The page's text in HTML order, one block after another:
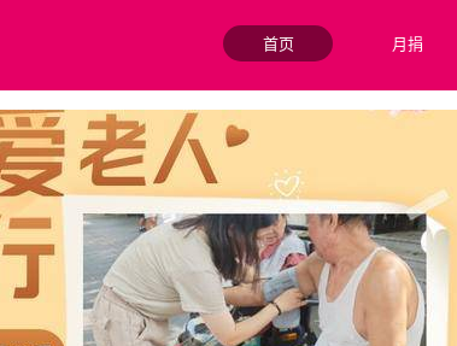
首页 月捐